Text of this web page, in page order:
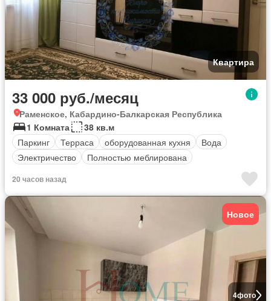
Квартира
33 000 руб./месяц
Раменское, Кабардино-Балкарская Республика
1 Комната
38 кв.м
Паркинг
Терраса оборудованная кухня
Вода
Электричество
Полностью меблирована
20 часов назад
4фото
Новое